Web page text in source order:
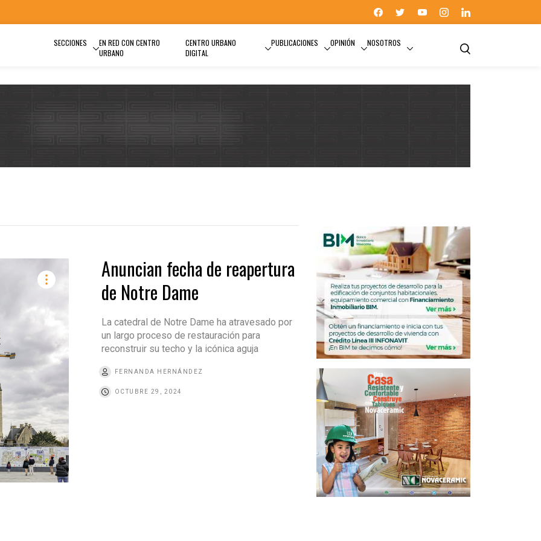
SECCIONES
EN RED CON CENTRO
URBANO
CENTRO URBANO
DIGITAL
PUBLICACIONES OPINIÓN NOSOTROS
Anuncian fecha de reapertura
de Notre Dame
La catedral de Notre Dame ha atravesado por
un largo proceso de restauración para
reconstruir su techo y la icónica aguja
FERNANDA HERNÁNDEZ
OCTUBRE 29, 2024
RESTAURACIÓN